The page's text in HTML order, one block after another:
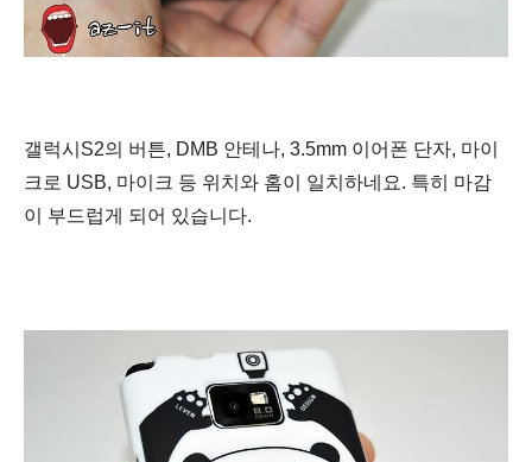
갤럭시S2의 버튼, DMB 안테나, 3.5mm 이어폰 단자, 마이
크로 USB, 마이크 등 위치와 홈이 일치하네요. 특히 마감
이 부드럽게 되어 있습니다.